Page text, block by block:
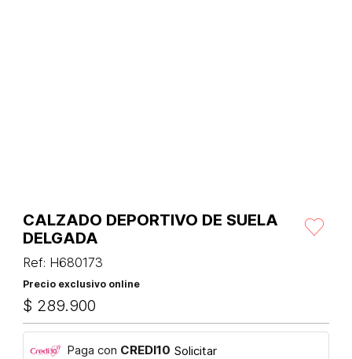
CALZADO DEPORTIVO DE SUELA
DELGADA
Ref: H680173
Precio exclusivo online
$ 289.900
Paga con CREDI10 Solicitar